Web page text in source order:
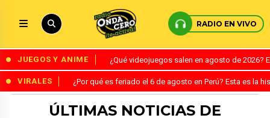
RADIO EN VIVO
JUEGOS Y ANIME ¿Qué videojuegos salen en agosto de
VIRALES ¿Por qué es feriado el 6 de agosto en Perú? Esta es la
ÚLTIMAS NOTICIAS DE